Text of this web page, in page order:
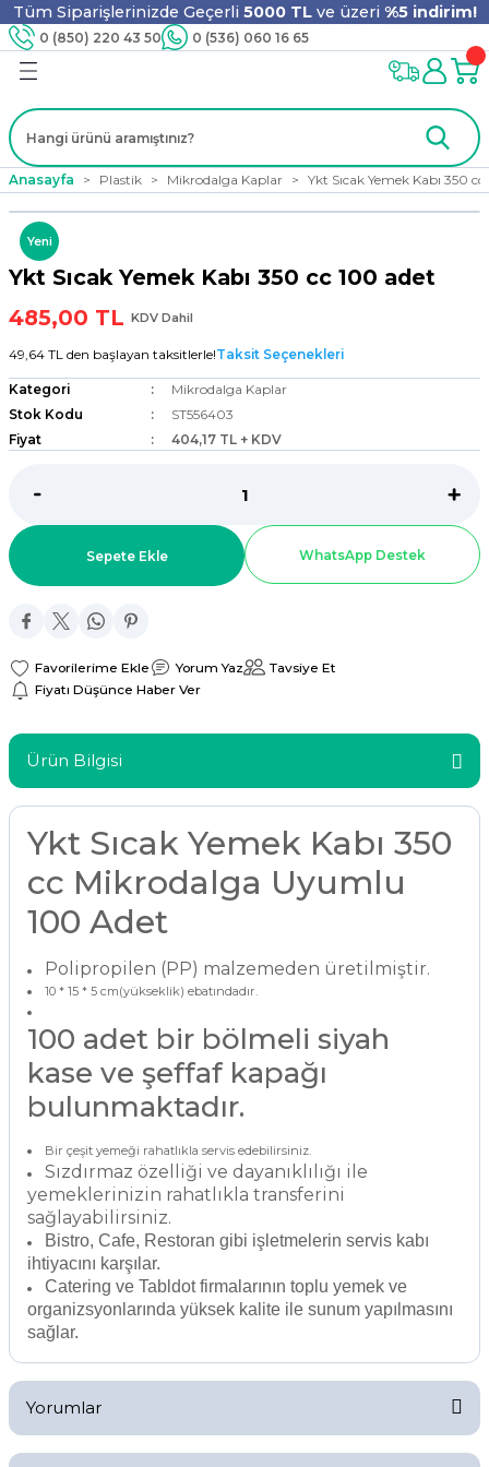
Tüm Siparişlerinizde Geçerli 5000 TLve üzeri %5 indirim!
0 (850) 220 43 50 0 (536) 060 16 65
Geri Dön
Geri Dön
Ürünleri
Geri Dön
Geri Dön
Tahta Karıştırıcı
Geri Dön
Kapları
Geri Dön
Geri Dön
Geri Dön
Anasayfa Plastik Mikrodalga Kaplar Ykt Sıcak Yemek Kabı 350
Yeni
Ykt Sıcak Yemek Kabı 350 cc 100 adet
485,00 TL KDV Dahil
49,64 TL den başlayan taksitlerle!Taksit Seçenekleri
Kategori
Mikrodalga Kaplar
Stok Kodu
ST556403
Fiyat
404,17 TL + KDV
Sepete Ekle WhatsApp Destek
Yorum Yaz
Tavsiye Et
Fiyatı Düşünce Haber Ver
Ürün Bilgisi
Ykt Sıcak Yemek Kabı 350
cc Mikrodalga Uyumlu
100 Adet
Polipropilen (PP) malzemeden üretilmiştir.
10 * 15 * 5 cm(yükseklik) ebatındadır.
100 adet bir bölmeli siyah
kase ve şeffaf kapağı
bulunmaktadır.
Bir çeşit yemeği rahatlıkla servis edebilirsiniz.
Sızdırmaz özelliği ve dayanıklılığı ile
yemeklerinizin rahatlıkla transferini
sağlayabilirsiniz.
Bistro, Cafe, Restoran gibi işletmelerin servis kabı
ihtiyacını karşılar.
Catering ve Tabldot firmalarının toplu yemek ve
organizsyonlarında yüksek kalite ile sunum yapılmasını
sağlar.
Yorumlar